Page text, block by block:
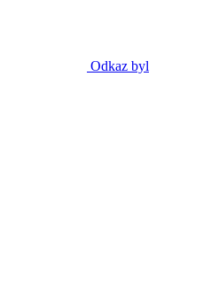
Odkaz byl